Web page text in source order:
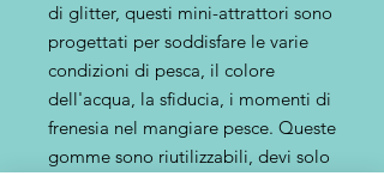
di glitter, questi mini-attrattori sono
progettati per soddisfare le varie
condizioni di pesca, il colore
dell'acqua, la sfiducia, i momenti di
frenesia nel mangiare pesce. Queste
gomme sono riutilizzabili, devi solo